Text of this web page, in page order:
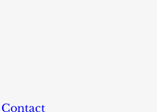
Contact